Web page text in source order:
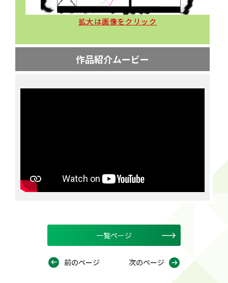
拡大は画像をクリック
作品紹介ムービー
前のページ
一覧ページ
次のページ